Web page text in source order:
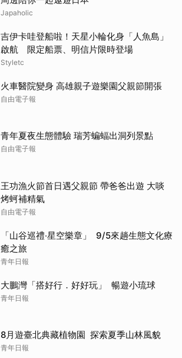
Japaholic
吉伊卡哇登船啦！天星小輪化身「人魚島」
啟航 限定船票、明信片限時登場
Styletc
火車醫院變身 高雄親子遊樂園父親節開張
自由電子報
青年夏夜生態體驗 瑞芳蝙蝠出洞列景點
自由電子報
王功漁火節首日遇父親節 帶爸爸出遊 大啖
烤蚵補精氣
自由電子報
「山谷巡禮‧星空樂章」 9/5來趟生態文化療
癒之旅
青年日報
大鵬灣「搭好行．好好玩」 暢遊小琉球
青年日報
8月遊臺北典藏植物園 探索夏季山林風貌
青年日報